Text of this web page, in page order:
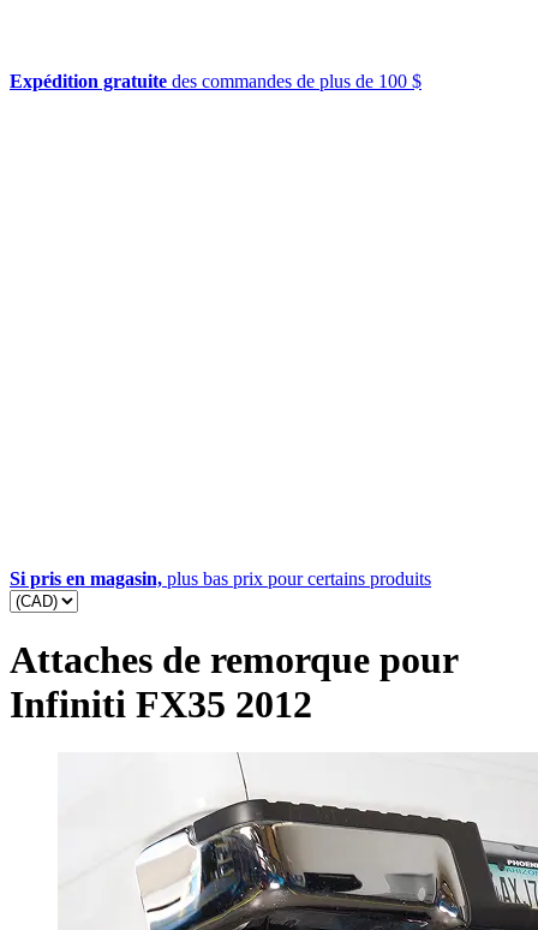
Expédition gratuite des commandes de plus de 100 $
Si pris en magasin, plus bas prix pour certains produits
Attaches de remorque pour
Infiniti FX35 2012